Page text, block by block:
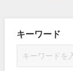
キーワード